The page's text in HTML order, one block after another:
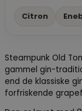
Citron
Steampunk Old
gammel gin-
end de klassiske
forfriskende